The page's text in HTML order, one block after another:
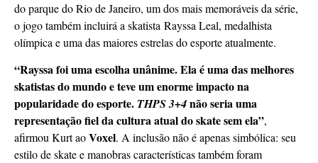
do parque do Rio de Janeiro, um dos mais memoráveis da série,
o jogo também incluirá a skatista Rayssa Leal, medalhista
olímpica e uma das maiores estrelas do esporte atualmente.
“Rayssa foi uma escolha unânime. Ela é uma das melhores
skatistas do mundo e teve um enorme impacto na
popularidade do esporte. THPS 3+4não seria uma
representação fiel da cultura atual do skate sem ela”,
afirmou Kurt aoVoxel. A inclusão não é apenas simbólica: seu
estilo de skate e manobras características também foram